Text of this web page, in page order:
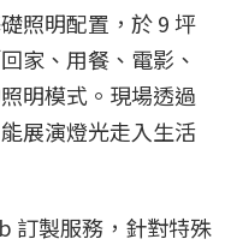
照明配置，於 9 坪
家、用餐、電影、
明模式。現場透過
展演燈光走入生活
訂製服務，針對特殊